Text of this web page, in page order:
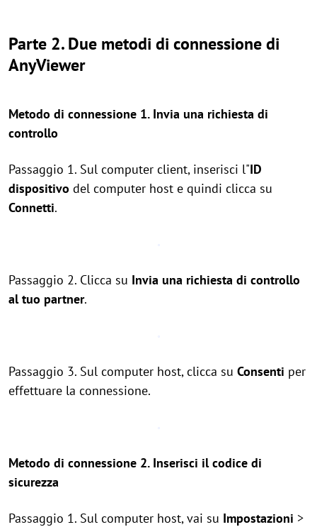
Parte 2. Due metodi di connessione di
AnyViewer
Metodo di connessione 1. Invia una richiesta di
controllo
Passaggio 1. Sul computer client, inserisci l"ID
dispositivo del computer host e quindi clicca su
Connetti.
Passaggio 2. Clicca su Invia una richiesta di controllo
al tuo partner.
Passaggio 3. Sul computer host, clicca su Consenti per
effettuare la connessione.
Metodo di connessione 2. Inserisci il codice di
sicurezza
Passaggio 1. Sul computer host, vai su Impostazioni >